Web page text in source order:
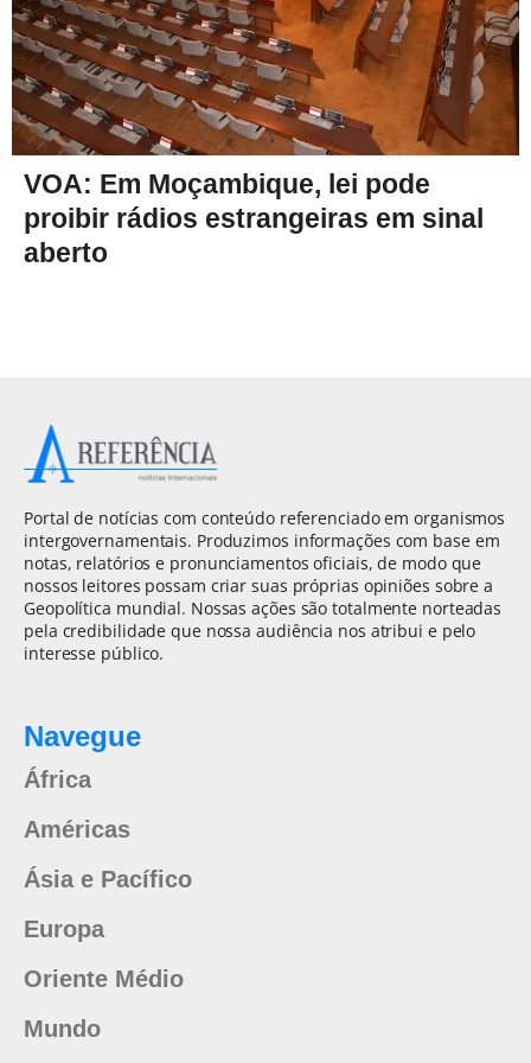
VOA: Em Moçambique, lei pode
proibir rádios estrangeiras em sinal
aberto
Portal de notícias com conteúdo referenciado em organismos
intergovernamentais. Produzimos informações com base em
notas, relatórios e pronunciamentos oficiais, de modo que
nossos leitores possam criar suas próprias opiniões sobre a
Geopolítica mundial. Nossas ações são totalmente norteadas
pela credibilidade que nossa audiência nos atribui e pelo
interesse público.
Navegue
África
Américas
Ásia e Pacífico
Europa
Oriente Médio
Mundo